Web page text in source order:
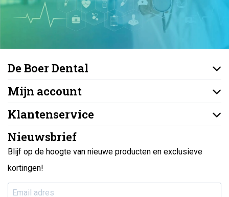
De Boer Dental
Mijn account
Klantenservice
Nieuwsbrief
Blijf op de hoogte van nieuwe producten en exclusieve
kortingen!